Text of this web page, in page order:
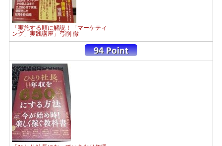
「実施する順に解説！「マーケティ
ング」実践講座」弓削 徹